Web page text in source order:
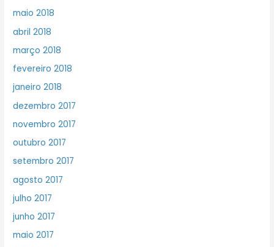
maio 2018
abril 2018
março 2018
fevereiro 2018
janeiro 2018
dezembro 2017
novembro 2017
outubro 2017
setembro 2017
agosto 2017
julho 2017
junho 2017
maio 2017